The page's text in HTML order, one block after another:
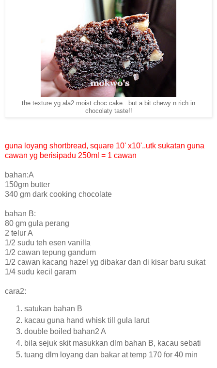
the texture yg ala2 moist choc cake...but a bit chewy n rich in
chocolaty taste!!
guna loyang shortbread, square 10' x10'..utk sukatan guna
cawan yg berisipadu 250ml = 1 cawan
bahan:A
150gm butter
340 gm dark cooking chocolate
bahan B:
80 gm gula perang
2 telur A
1/2 sudu teh esen vanilla
1/2 cawan tepung gandum
1/2 cawan kacang hazel yg dibakar dan di kisar baru sukat
1/4 sudu kecil garam
cara2:
satukan bahan B
kacau guna hand whisk till gula larut
double boiled bahan2 A
bila sejuk skit masukkan dlm bahan B, kacau sebati
tuang dlm loyang dan bakar at temp 170 for 40 min